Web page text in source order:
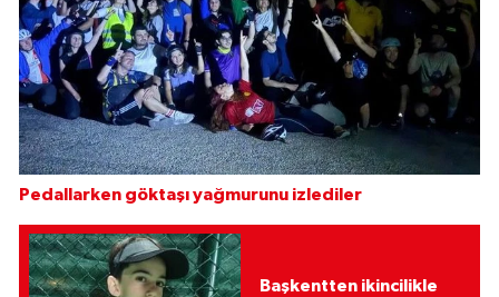
Pedallarken göktaşı yağmurunu izlediler
Başkentten ikincilikle